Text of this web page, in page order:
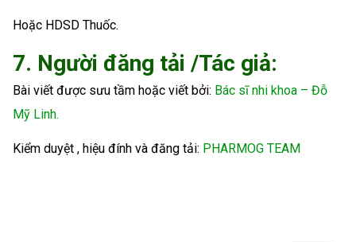
Hoặc HDSD Thuốc.
7. Người đăng tải /Tác giả:
Bài viết được sưu tầm hoặc viết bởi: Bác sĩ nhi khoa – Đỗ
Mỹ Linh.
Kiểm duyệt , hiệu đính và đăng tải: PHARMOG TEAM